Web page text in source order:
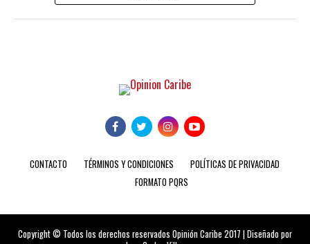
CONTACTO TÉRMINOS Y CONDICIONES
POLÍTICAS DE PRIVACIDAD
FORMATO PQRS
Copyright © Todos los derechos reservados Opinión Caribe 2017 | Diseñado por